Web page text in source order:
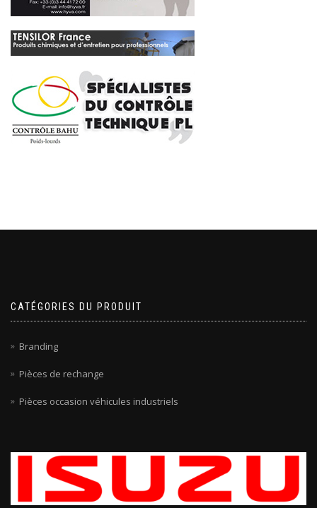
CATÉGORIES DU PRODUIT
Branding
Pièces de rechange
Pièces occasion véhicules industriels